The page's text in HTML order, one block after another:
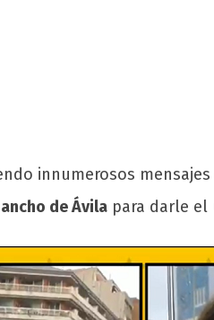
innumerosos
de Ávila para darle el